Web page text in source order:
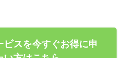
ビスを今すぐお得に申